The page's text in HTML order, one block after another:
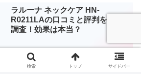
ラルーナ ネックケア HN-
R0211LAの口コミと評判を徹底
調査！効果は本当？
検索 トップ サイドバー